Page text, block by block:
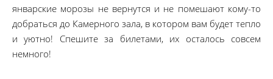
январские морозы не вернутся и не помешают кому-то
добраться до Камерного зала, в котором вам будет тепло
и уютно! Спешите за билетами, их осталось совсем
немного!